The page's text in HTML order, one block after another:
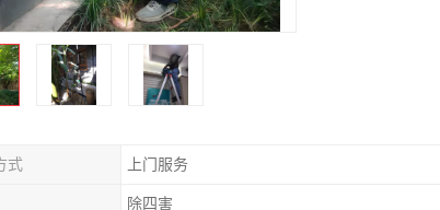
式 上门服务
除四害